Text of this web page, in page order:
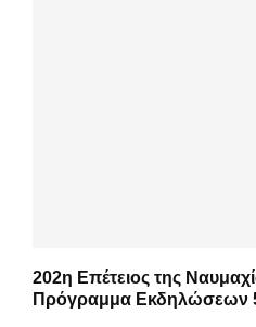
202η Επέτειος της
Πρόγραμμα Εκδηλώσεων